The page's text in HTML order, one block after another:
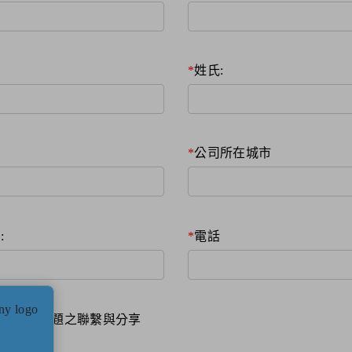
姓氏:
公司所在城市
電話
訊與主題之聯繫與分享